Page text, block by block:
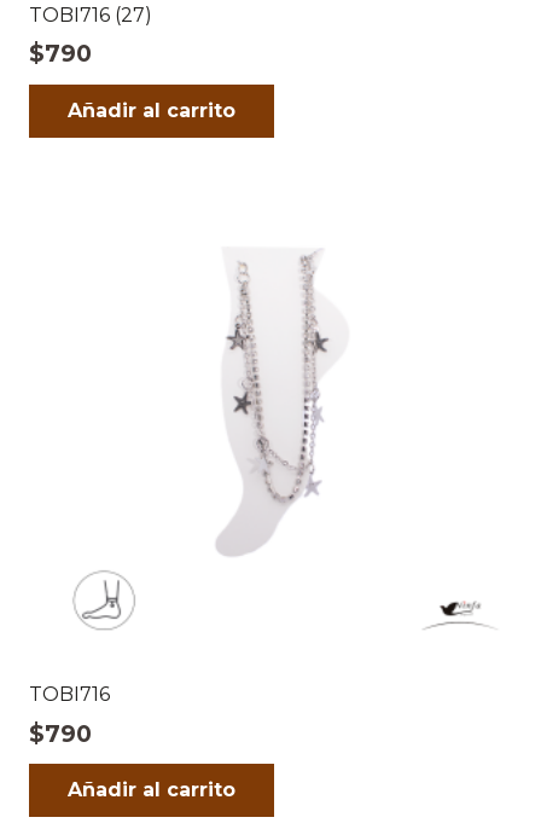
TOBI716 (27)
$790
Añadir al carrito
TOBI716
$790
Añadir al carrito